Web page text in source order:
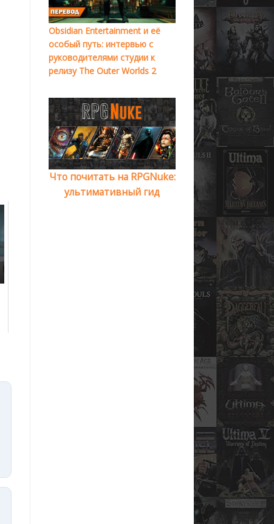
Obsidian Entertainment и её
особый путь: интервью с
руководителями студии к
релизу The Outer Worlds 2
Что почитать на RPGNuke:
ультимативный гид